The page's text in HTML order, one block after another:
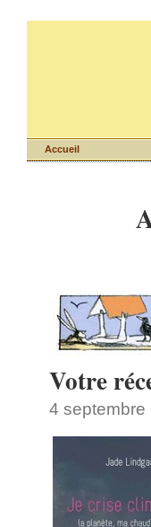
Accueil
Votre
4 septembre